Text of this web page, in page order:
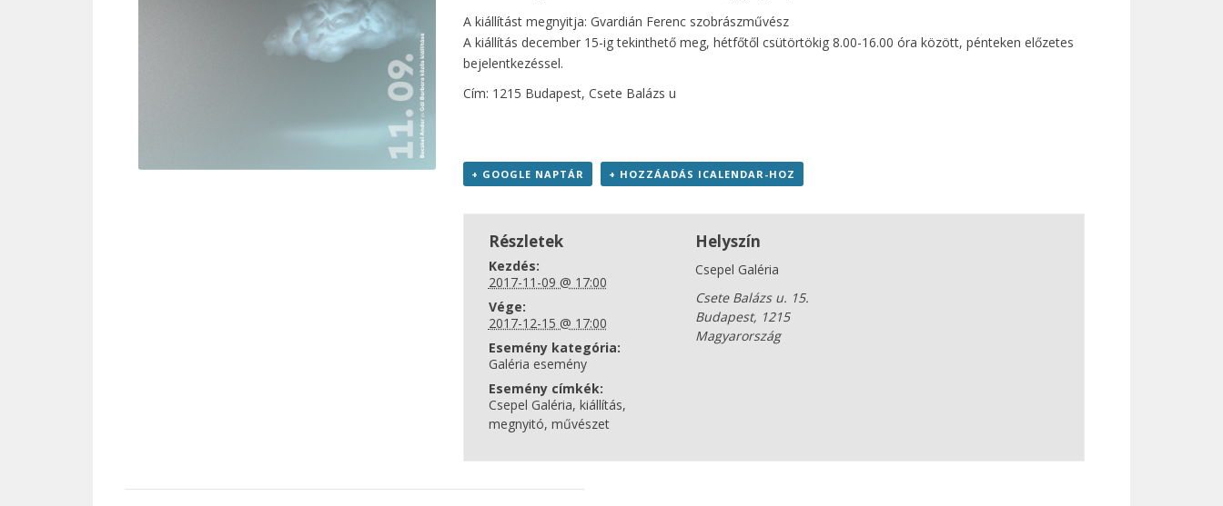
A kiállítást megnyitja: Gvardián Ferenc szobrászművész
A kiállítás december 15-ig tekinthető meg, hétfőtől csütörtökig 8.00-16.00 óra között, pénteken előzetes
bejelentkezéssel.
Cím: 1215 Budapest, Csete Balázs u
+ GOOGLE NAPTÁR + HOZZÁADÁS ICALENDAR-HOZ
Részletek
Kezdés:
2017-11-09 @ 17:00
Vége:
2017-12-15 @ 17:00
Esemény kategória:
Galéria esemény
Esemény címkék:
Csepel Galéria, kiállítás,
megnyitó, művészet
Helyszín
Csepel Galéria
Csete Balázs u. 15.
Budapest, 1215
Magyarország